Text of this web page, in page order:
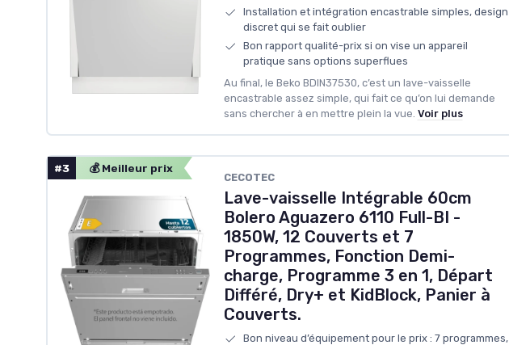
Installation et intégration encastrable simples, design
discret qui se fait oublier
Bon rapport qualité-prix si on vise un appareil
pratique sans options superflues
Au final, le Beko BDIN37530, c’est un lave-vaisselle
encastrable assez simple, qui fait ce qu’on lui demande
sans chercher à en mettre plein la vue. Voir plus
#3 💰 Meilleur prix
CECOTEC
Lave-vaisselle Intégrable 60cm
Bolero Aguazero 6110 Full-BI -
1850W, 12 Couverts et 7
Programmes, Fonction Demi-
charge, Programme 3 en 1, Départ
Différé, Dry+ et KidBlock, Panier à
Couverts.
Bon niveau d’équipement pour le prix : 7 programmes,